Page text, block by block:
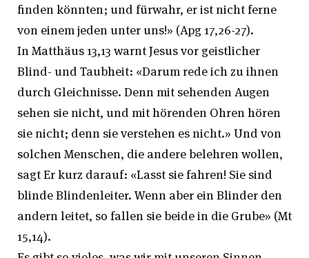
finden könnten; und fürwahr, er ist nicht ferne
von einem jeden unter uns!» (Apg 17,26-27).
In Matthäus 13,13 warnt Jesus vor geistlicher
Blind- und Taubheit: «Darum rede ich zu ihnen
durch Gleichnisse. Denn mit sehenden Augen
sehen sie nicht, und mit hörenden Ohren hören
sie nicht; denn sie verstehen es nicht.» Und von
solchen Menschen, die andere belehren wollen,
sagt Er kurz darauf: «Lasst sie fahren! Sie sind
blinde Blindenleiter. Wenn aber ein Blinder den
andern leitet, so fallen sie beide in die Grube» (Mt
15,14).